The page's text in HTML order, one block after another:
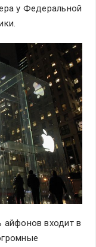
у Федеральной
айфонов входит в